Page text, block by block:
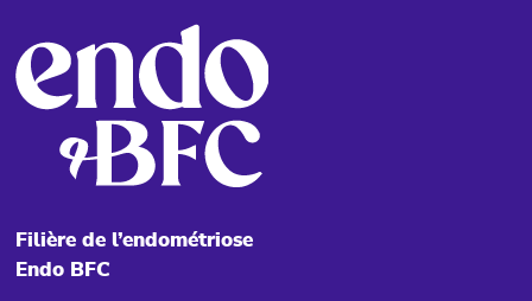
Filière de l’endométriose
Endo BFC